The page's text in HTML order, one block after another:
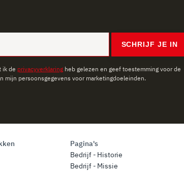
SCHRIJF JE IN
ik de privacyverklaring heb gelezen en geef toestemming voor de
mijn persoonsgegevens voor marketingdoeleinden.
Pagina's
Bedrijf - Historie
Bedrijf - Missie